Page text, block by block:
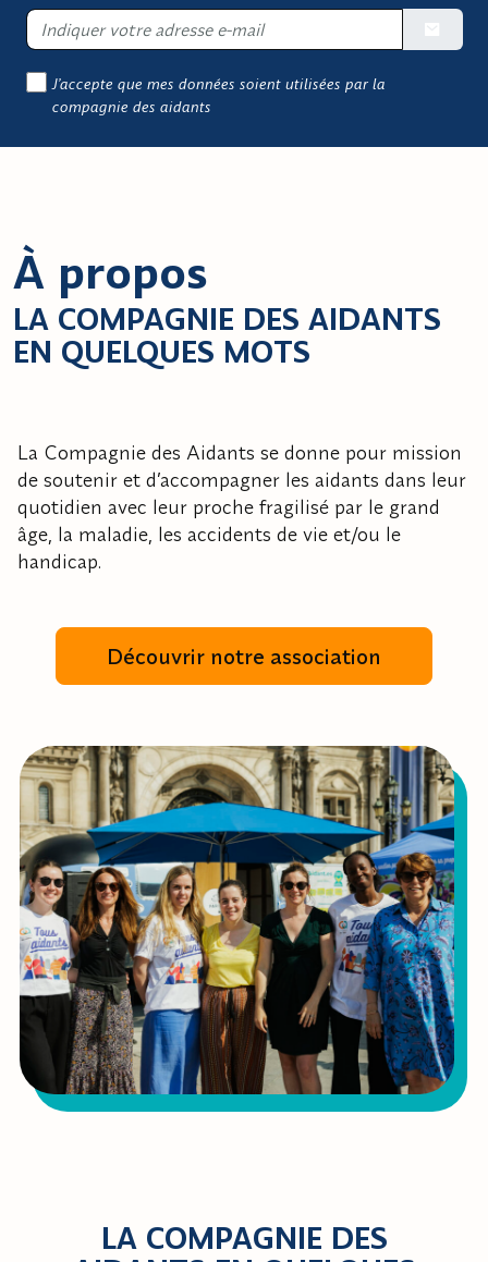
J’accepte que mes données soient utilisées par la
compagnie des aidants
À propos
LA COMPAGNIE DES AIDANTS
EN QUELQUES MOTS
La Compagnie des Aidants se donne pour mission
de soutenir et d’accompagner les aidants dans leur
quotidien avec leur proche fragilisé par le grand
âge, la maladie, les accidents de vie et/ou le
handicap.
Découvrir notre association
LA COMPAGNIE DES